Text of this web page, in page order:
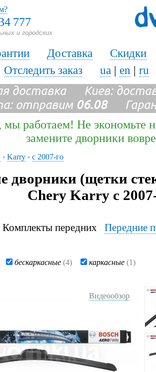
777
и городских
Доставка
Скидки
Отследить заказ ua | en | ru
доставка Киев:
отправим 06.08
мы работаем! Не экономьте
замените дворники
› Karry › с 2007-го
дворники (щетки
Chery Karry с
Комплекты передних Передние
бескаркасные (4) каркасные (1)
Видеообзор